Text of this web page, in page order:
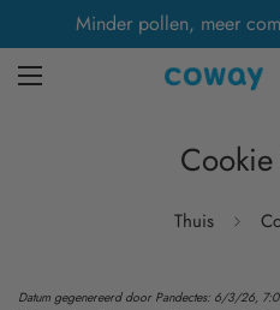
Minder pollen, meer
Thuis
Datum gegenereerd door Pandectes: 6/3/26,